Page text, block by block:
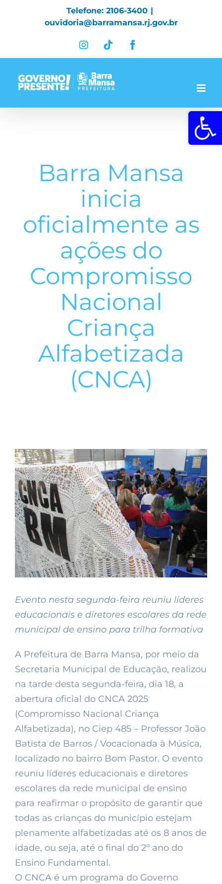
Abrir a
Telefone: 2106-3400 |
ouvidoria@barramansa.rj.gov.br
InstagramTiktok
Barra Mansa
inicia
oficialmente as
ações do
Compromisso
Nacional
Criança
Alfabetizada
(CNCA)
View
Larger
Image
Evento nesta segunda-feira reuniu líderes
educacionais e diretores escolares da rede
municipal de ensino para trilha formativa
A Prefeitura de Barra Mansa, por meio da
Secretaria Municipal de Educação, realizou
na tarde desta segunda-feira, dia 18, a
abertura oficial do CNCA 2025
(Compromisso Nacional Criança
Alfabetizada), no Ciep 485 – Professor João
Batista de Barros / Vocacionada à Música,
localizado no bairro Bom Pastor. O evento
reuniu líderes educacionais e diretores
escolares da rede municipal de ensino
para reafirmar o propósito de garantir que
todas as crianças do município estejam
plenamente alfabetizadas até os 8 anos de
idade, ou seja, até o final do 2º ano do
Ensino Fundamental.
O CNCA é um programa do Governo